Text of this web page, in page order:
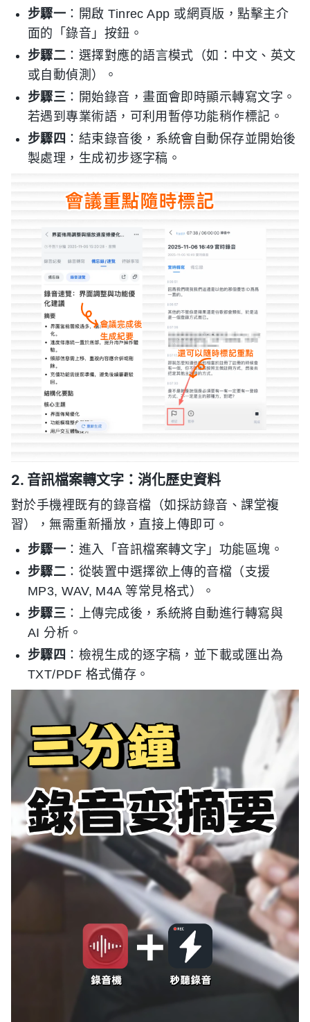
步驟一 ：開啟 Tinrec App 或網頁版，點擊主介
面的「錄音」按鈕。
步驟二 ：選擇對應的語言模式（如：中文、英文
或自動偵測）。
步驟三 ：開始錄音，畫面會即時顯示轉寫文字。
若遇到專業術語，可利用暫停功能稍作標記。
步驟四 ：結束錄音後，系統會自動保存並開始後
製處理，生成初步逐字稿。
2. 音訊檔案轉文字：消化歷史資料
對於手機裡既有的錄音檔（如採訪錄音、課堂複
習），無需重新播放，直接上傳即可。
步驟一 ：進入「音訊檔案轉文字」功能區塊。
步驟二 ：從裝置中選擇欲上傳的音檔（支援
MP3, WAV, M4A 等常見格式）。
步驟三 ：上傳完成後，系統將自動進行轉寫與
AI 分析。
步驟四 ：檢視生成的逐字稿，並下載或匯出為
TXT/PDF 格式備存。